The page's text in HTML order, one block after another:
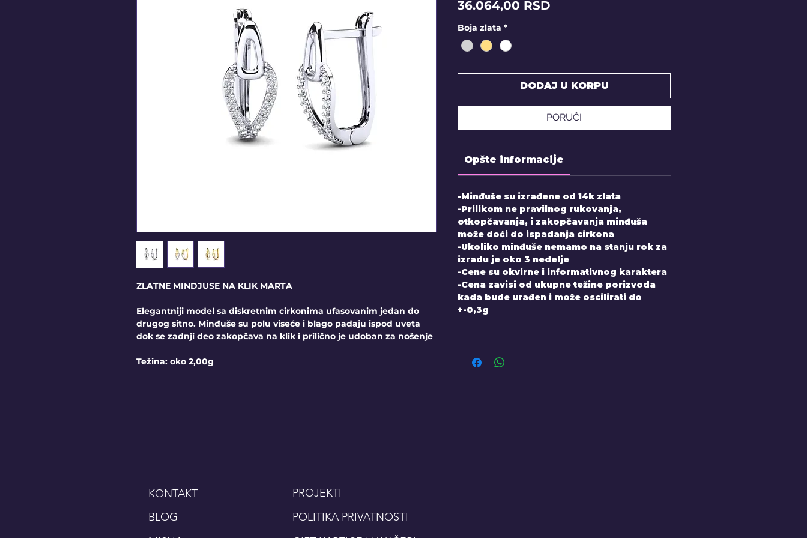
ZLATNE MINDJUSE NA KLIK MARTA
Elegantniji model sa diskretnim cirkonima ufasovanim jedan do
drugog sitno. Minđuše su polu viseće i blago padaju ispod uveta
dok se zadnji deo zakopčava na klik i prilično je udoban za nošenje
Težina: oko 2,00g
36.064,00 RSD
Boja zlata *
DODAJ U KORPU
PORUČI
Opšte informacije
-Minđuše su izrađene od 14k zlata
-Prilikom ne pravilnog rukovanja,
otkopčavanja, i zakopčavanja minđuša
može doći do ispadanja cirkona
-Ukoliko minđuše nemamo na stanju rok za
izradu je oko 3 nedelje
-Cene su okvirne i informativnog karaktera
-Cena zavisi od ukupne težine porizvoda
kada bude urađen i može oscilirati do
+-0,3g
KONTAKT
PROJEKTI
BLOG
POLITIKA PRIVATNOSTI